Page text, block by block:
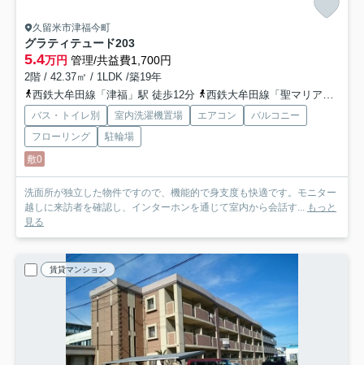
久留米市津福今町
グラティテュード203
5.4万円 管理/共益費1,700円
2階 / 42.37㎡ / 1LDK /築19年
西鉄大牟田線「津福」駅 徒歩12分
西鉄大牟田線「聖マリア病院前」駅 徒歩20分
バス・トイレ別 室内洗濯機置場 エアコン
バルコニー
フローリング
駐輪場
敷0
洗面所が独立した物件ですので、機能的で身支度も快適です。モニター
越しに来訪者を確認し、インターホンを通じて室内から会話す... もっと
見る
賃貸マンション